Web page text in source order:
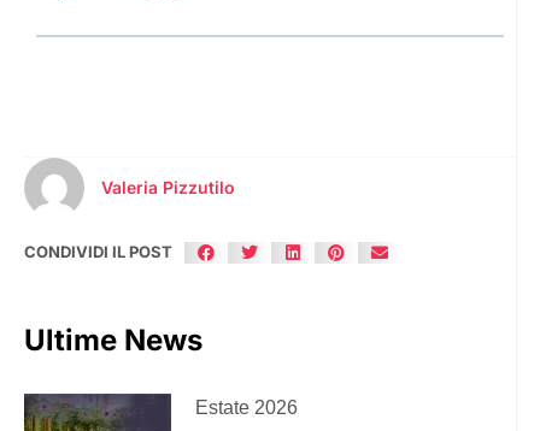
Valeria Pizzutilo
CONDIVIDI IL POST
Ultime News
Estate 2026